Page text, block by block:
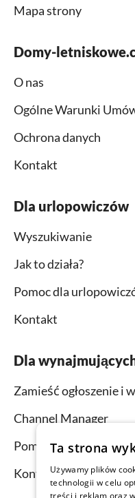
Mapa strony
Domy-
O nas
Ogólne Warunki
Ochrona danych
Kontakt
Dla urlopowiczów
Wyszukiwanie
Jak to działa?
Pomoc dla
Kontakt
Dla
Zamieść ogłoszenie i
Channel Manager
Pomoc dla
Kontakt
Ta strona
Używamy plików
technologii w celu
treści i reklam oraz